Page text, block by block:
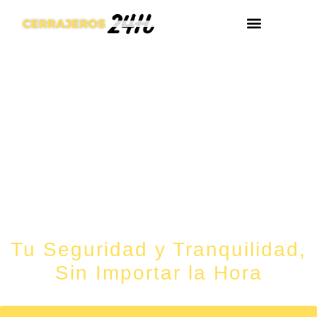
Tu Seguridad y Tranquilidad,
Sin Importar la Hora